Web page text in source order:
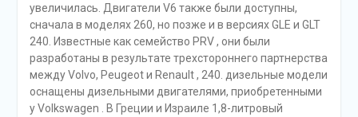
увеличилась. Двигатели V6 также были доступны,
сначала в моделях 260, но позже и в версиях GLE и GLT
240. Известные как семейство PRV , они были
разработаны в результате трехстороннего партнерства
между Volvo, Peugeot и Renault , 240. дизельные модели
оснащены дизельными двигателями, приобретенными
у Volkswagen . В Греции и Израиле 1,8-литровый